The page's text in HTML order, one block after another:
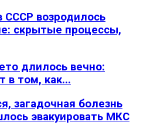
СССР возродилось
скрытые процессы,
длилось вечно:
в том, как...
загадочная болезнь
эвакуировать МКС